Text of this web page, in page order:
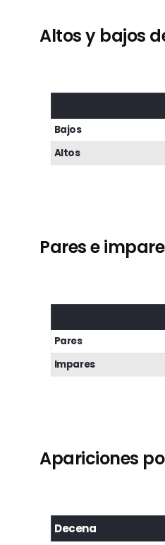
Altos y bajos
Bajos
Altos
Pares e
Pares
Impares
Apariciones
Decena